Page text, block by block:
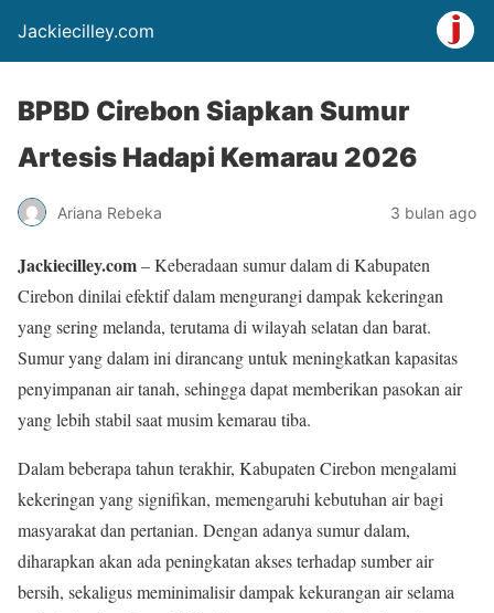
Jackiecilley.com
BPBD Cirebon Siapkan Sumur
Artesis Hadapi Kemarau 2026
Ariana Rebeka 3 bulan ago
Jackiecilley.com– Keberadaan sumur dalam di Kabupaten
Cirebon dinilai efektif dalam mengurangi dampak kekeringan
yang sering melanda, terutama di wilayah selatan dan barat.
Sumur yang dalam ini dirancang untuk meningkatkan kapasitas
penyimpanan air tanah, sehingga dapat memberikan pasokan air
yang lebih stabil saat musim kemarau tiba.
Dalam beberapa tahun terakhir, Kabupaten Cirebon mengalami
kekeringan yang signifikan, memengaruhi kebutuhan air bagi
masyarakat dan pertanian. Dengan adanya sumur dalam,
diharapkan akan ada peningkatan akses terhadap sumber air
bersih, sekaligus meminimalisir dampak kekurangan air selama